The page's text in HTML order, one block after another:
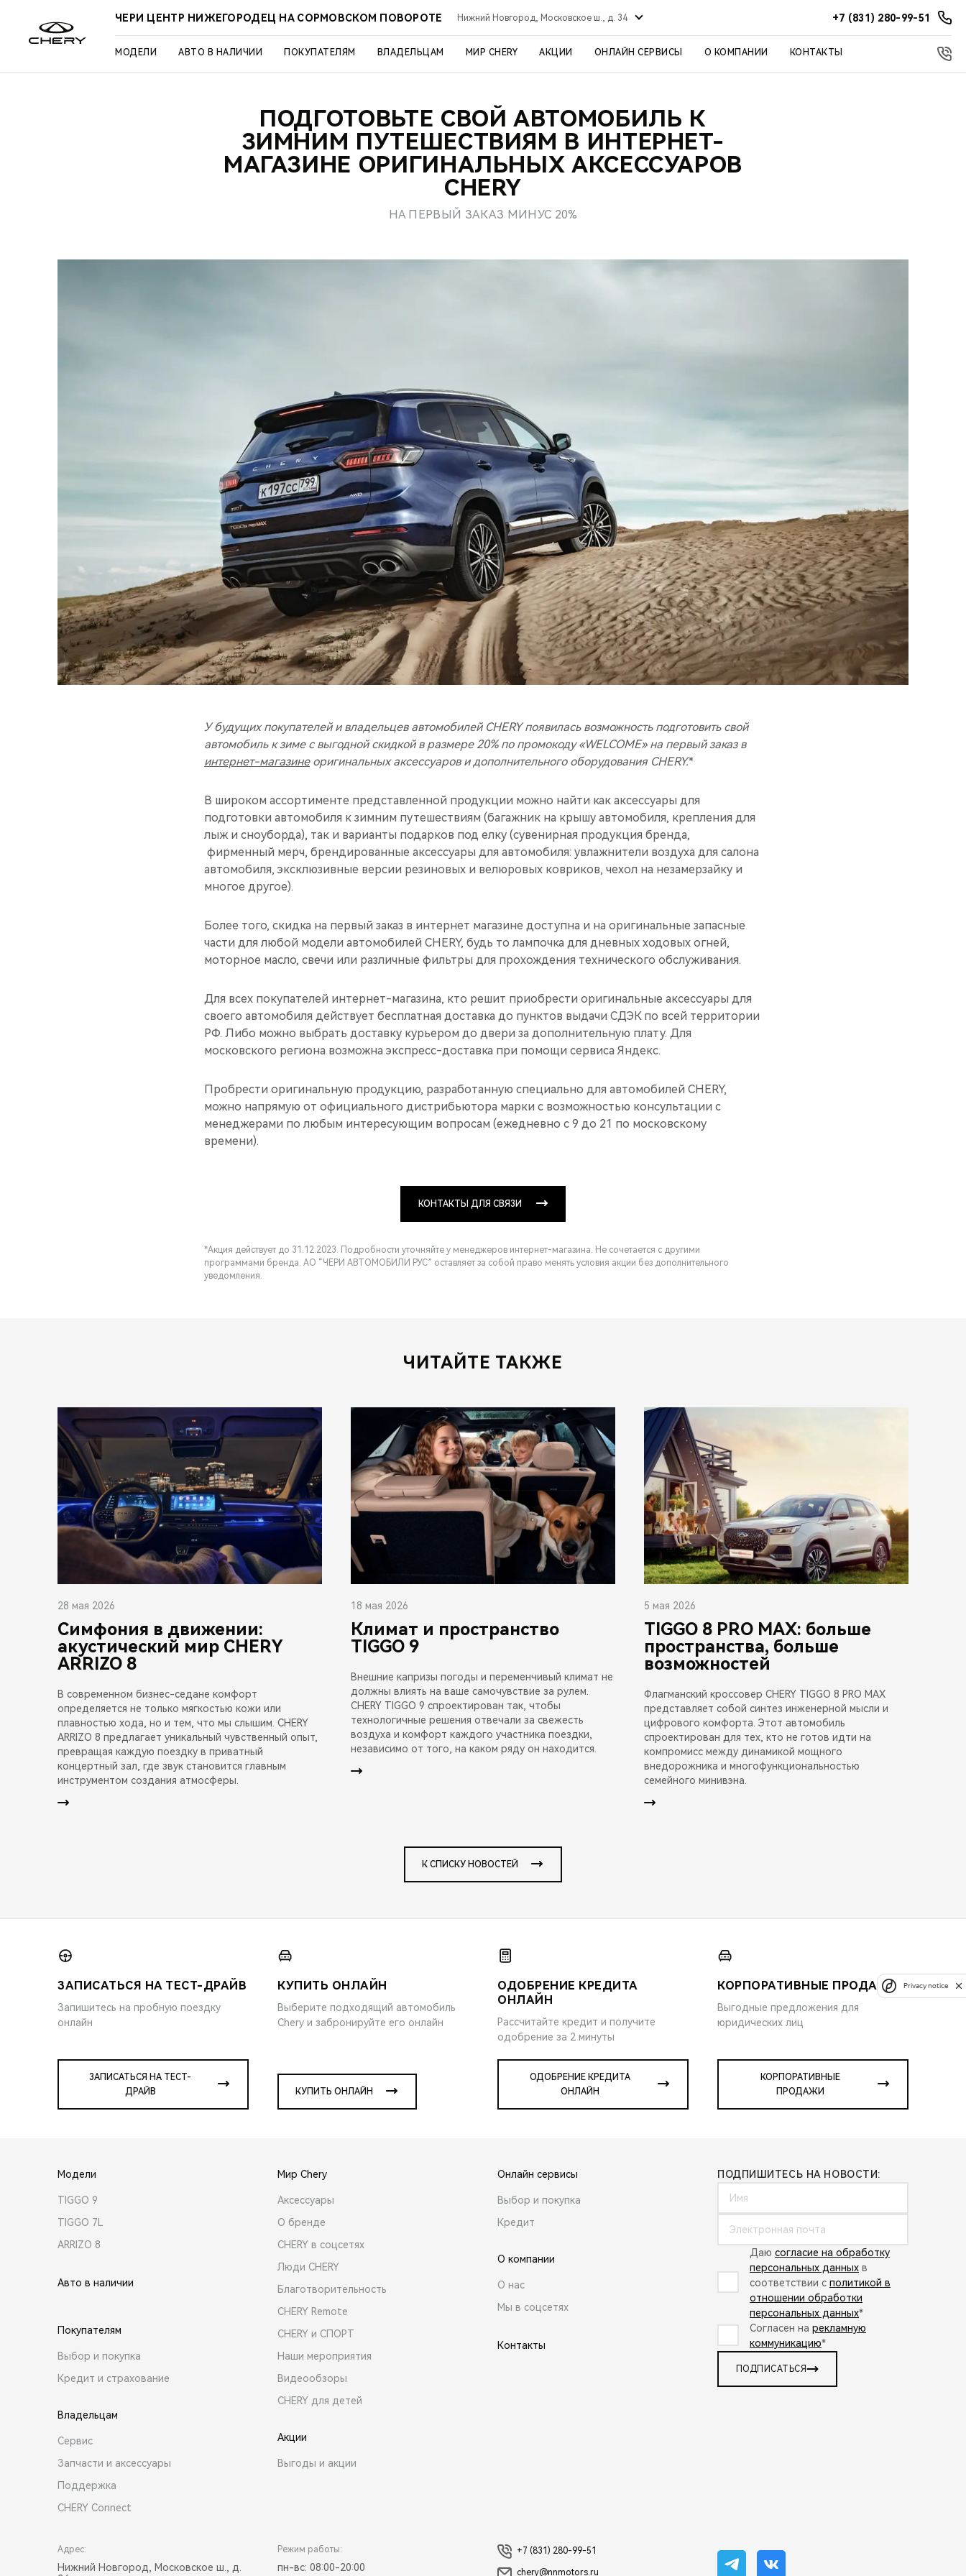
ЧЕРИ ЦЕНТР НИЖЕГОРОДЕЦ НА СОРМОВСКОМ ПОВОРОТЕ Нижний Новгород, Московское ш., д. 34 +7 (831) 280-99-51
МОДЕЛИ АВТО В НАЛИЧИИ ПОКУПАТЕЛЯМ ВЛАДЕЛЬЦАМ МИР CHERY АКЦИИ ОНЛАЙН СЕРВИСЫ О КОМПАНИИ КОНТАКТЫ
ПОДГОТОВЬТЕ СВОЙ АВТОМОБИЛЬ К
ЗИМНИМ ПУТЕШЕСТВИЯМ В ИНТЕРНЕТ-
МАГАЗИНЕ ОРИГИНАЛЬНЫХ АКСЕССУАРОВ
CHERY
НА ПЕРВЫЙ ЗАКАЗ МИНУС 20%
У будущих покупателей и владельцев автомобилей CHERY появилась возможность подготовить свой
автомобиль к зиме с выгодной скидкой в размере 20% по промокоду «WELCOME»на первый заказ в
интернет-магазинеоригинальных аксессуаров и дополнительного оборудования CHERY.*
В широком ассортименте представленной продукции можно найти как аксессуары для
подготовки автомобиля к зимним путешествиям (багажник на крышу автомобиля, крепления для
лыж и сноуборда), так и варианты подарков под елку (сувенирная продукция бренда,
фирменный мерч, брендированные аксессуары для автомобиля: увлажнители воздуха для салона
автомобиля, эксклюзивные версии резиновых и велюровых ковриков, чехол на незамерзайку и
многое другое).
Более того, скидка на первый заказ в интернет магазине доступна и на оригинальные запасные
части для любой модели автомобилей CHERY, будь то лампочка для дневных ходовых огней,
моторное масло, свечи или различные фильтры для прохождения технического обслуживания.
Для всех покупателей интернет-магазина, кто решит приобрести оригинальные аксессуары для
своего автомобиля действует бесплатная доставка до пунктов выдачи СДЭК по всей территории
РФ. Либо можно выбрать доставку курьером до двери за дополнительную плату. Для
московского региона возможна экспресс-доставка при помощи сервиса Яндекс.
Пробрести оригинальную продукцию, разработанную специально для автомобилей CHERY,
можно напрямую от официального дистрибьютора марки с возможностью консультации с
менеджерами по любым интересующим вопросам (ежедневно с 9 до 21 по московскому
времени).
КОНТАКТЫ ДЛЯ СВЯЗИ
*Акция действует до 31.12.2023. Подробности уточняйте у менеджеров интернет-магазина. Не сочетается с другими
программами бренда. АО “ЧЕРИ АВТОМОБИЛИ РУС” оставляет за собой право менять условия акции без дополнительного
уведомления.
ЧИТАЙТЕ ТАКЖЕ
28 мая 2026
Симфония в движении:
акустический мир CHERY
ARRIZO 8
В современном бизнес-седане комфорт
определяется не только мягкостью кожи или
плавностью хода, но и тем, что мы слышим. CHERY
ARRIZO 8 предлагает уникальный чувственный опыт,
превращая каждую поездку в приватный
концертный зал, где звук становится главным
инструментом создания атмосферы.
18 мая 2026
Климат и пространство
TIGGO 9
Внешние капризы погоды и переменчивый климат не
должны влиять на ваше самочувствие за рулем.
CHERY TIGGO 9 спроектирован так, чтобы
технологичные решения отвечали за свежесть
воздуха и комфорт каждого участника поездки,
независимо от того, на каком ряду он находится.
5 мая 2026
TIGGO 8 PRO MAX: больше
пространства, больше
возможностей
Флагманский кроссовер CHERY TIGGO 8 PRO MAX
представляет собой синтез инженерной мысли и
цифрового комфорта. Этот автомобиль
спроектирован для тех, кто не готов идти на
компромисс между динамикой мощного
внедорожника и многофункциональностью
семейного минивэна.
К СПИСКУ НОВОСТЕЙ
ЗАПИСАТЬСЯ НА ТЕСТ-ДРАЙВ
Запишитесь на пробную поездку
онлайн
ЗАПИСАТЬСЯ НА ТЕСТ-
ДРАЙВ
КУПИТЬ ОНЛАЙН
Выберите подходящий автомобиль
Chery и забронируйте его онлайн
КУПИТЬ ОНЛАЙН
ОДОБРЕНИЕ КРЕДИТА
ОНЛАЙН
Рассчитайте кредит и получите
одобрение за 2 минуты
ОДОБРЕНИЕ КРЕДИТА
ОНЛАЙН
КОРПОРАТИВНЫЕ ПРОДАЖИ
Выгодные предложения для
юридических лиц
КОРПОРАТИВНЫЕ
ПРОДАЖИ
Модели
TIGGO 9
TIGGO 7L
ARRIZO 8
Авто в наличии
Покупателям
Выбор и покупка
Кредит и страхование
Владельцам
Сервис
Запчасти и аксессуары
Поддержка
CHERY Connect
Мир Chery
Аксессуары
О бренде
CHERY в соцсетях
Люди CHERY
Благотворительность
CHERY Remote
CHERY и СПОРТ
Наши мероприятия
Видеообзоры
CHERY для детей
Акции
Выгоды и акции
Онлайн сервисы
Выбор и покупка
Кредит
О компании
О нас
Мы в соцсетях
Контакты
ПОДПИШИТЕСЬ НА НОВОСТИ:
Даю согласие на обработку
персональных данных в
соответствии с политикой в
отношении обработки
персональных данных*
Согласен на рекламную
коммуникацию*
ПОДПИСАТЬСЯ
Адрес:
Нижний Новгород, Московское ш., д.
Режим работы:
пн-вс: 08:00-20:00
+7 (831) 280-99-51
chery@nnmotors.ru
Privacy notice